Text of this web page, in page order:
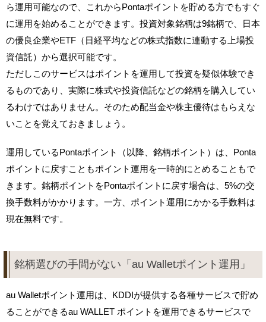
ら運用可能なので、これからPontaポイントを貯める方でもすぐ
に運用を始めることができます。投資対象銘柄は9銘柄で、日本
の優良企業やETF（日経平均などの株式指数に連動する上場投
資信託）から選択可能です。
ただしこのサービスはポイントを運用して投資を疑似体験でき
るものであり、実際に株式や投資信託などの銘柄を購入してい
るわけではありません。そのため配当金や株主優待はもらえな
いことを覚えておきましょう。
運用しているPontaポイント（以降、銘柄ポイント）は、Ponta
ポイントに戻すこともポイント運用を一時的にとめることもで
きます。銘柄ポイントをPontaポイントに戻す場合は、5%の交
換手数料がかかります。一方、ポイント運用にかかる手数料は
現在無料です。
銘柄選びの手間がない「au Walletポイント運用」
au Walletポイント運用は、KDDIが提供する各種サービスで貯め
ることができるau WALLET ポイントを運用できるサービスで